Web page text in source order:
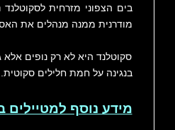
בים הצפוני מזרחית
מודרנית ממנה מנהלים את
סקוטלנד היא לא רק נופים
בנגינה על חמת חלילים סקוטית.
מידע נוסף למטיילים